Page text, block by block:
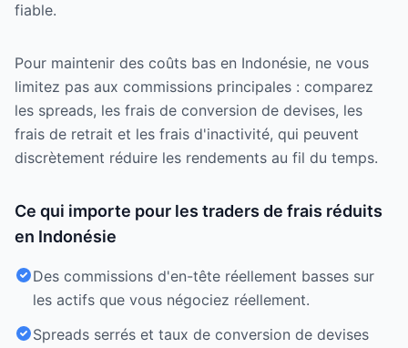
fiable.
Pour maintenir des coûts bas en Indonésie, ne vous
limitez pas aux commissions principales : comparez
les spreads, les frais de conversion de devises, les
frais de retrait et les frais d'inactivité, qui peuvent
discrètement réduire les rendements au fil du temps.
Ce qui importe pour les traders de frais réduits
en Indonésie
Des commissions d'en-tête réellement basses sur
les actifs que vous négociez réellement.
Spreads serrés et taux de conversion de devises